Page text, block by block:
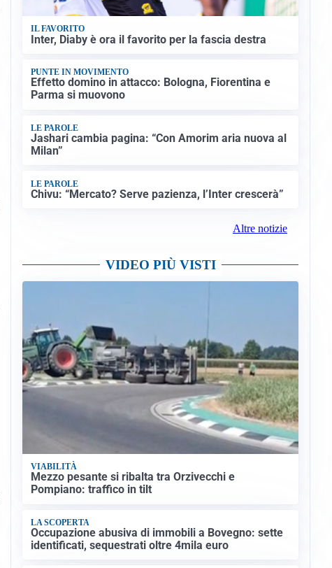
IL FAVORITO
Inter, Diaby è ora il favorito per la fascia destra
PUNTE IN MOVIMENTO
Effetto domino in attacco: Bologna, Fiorentina e
Parma si muovono
LE PAROLE
Jashari cambia pagina: “Con Amorim aria nuova al
Milan”
LE PAROLE
Chivu: “Mercato? Serve pazienza, l’Inter crescerà”
Altre notizie
VIDEO PIÙ VISTI
VIABILITÀ
Mezzo pesante si ribalta tra Orzivecchi e
Pompiano: traffico in tilt
LA SCOPERTA
Occupazione abusiva di immobili a Bovegno: sette
identificati, sequestrati oltre 4mila euro